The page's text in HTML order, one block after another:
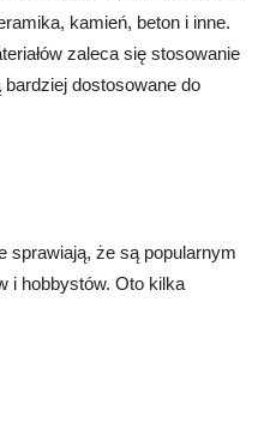
kamień, beton i inne.
zaleca się stosowanie
dostosowane do
sprawiają, że są popularnym
i hobbystów. Oto kilka